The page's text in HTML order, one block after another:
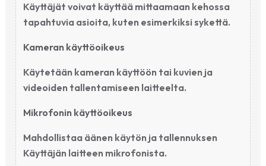
Käyttäjät voivat käyttää mittaamaan kehossa
tapahtuvia asioita, kuten esimerkiksi sykettä.
Kameran käyttöoikeus
Käytetään kameran käyttöön tai kuvien ja
videoiden tallentamiseen laitteelta.
Mikrofonin käyttöoikeus
Mahdollistaa äänen käytön ja tallennuksen
Käyttäjän laitteen mikrofonista.